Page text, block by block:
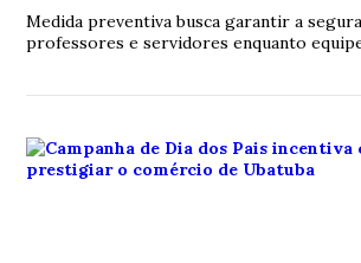
Medida preventiva busca garantir a
professores e servidores enquanto